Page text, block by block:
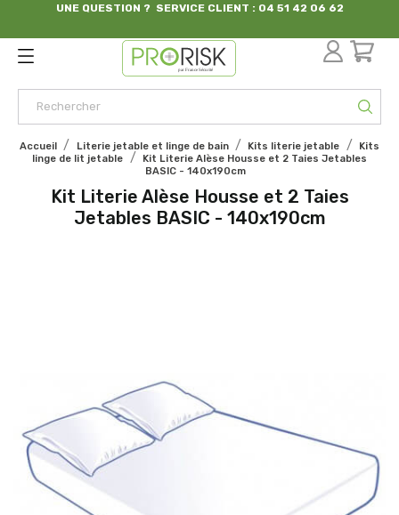
UNE QUESTION ? SERVICE CLIENT : 04 51 42 06 62
par France Sécurité
Accueil Literie jetable et linge de bain Kits literie jetable
Kits
linge de lit jetable
Kit Literie Alèse Housse et 2 Taies Jetables
BASIC - 140x190cm
Kit Literie Alèse Housse et 2 Taies
Jetables BASIC - 140x190cm